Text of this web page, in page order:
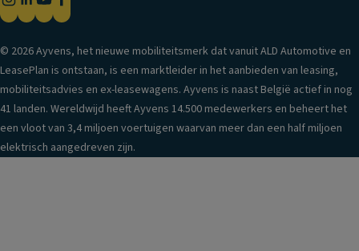
© 2026 Ayvens, het nieuwe mobiliteitsmerk dat vanuit ALD Automotive en
LeasePlan is ontstaan, is een marktleider in het aanbieden van leasing,
mobiliteitsadvies en ex-leasewagens. Ayvens is naast België actief in nog
41 landen. Wereldwijd heeft Ayvens 14.500 medewerkers en beheert het
een vloot van 3,4 miljoen voertuigen waarvan meer dan een half miljoen
elektrisch aangedreven zijn.